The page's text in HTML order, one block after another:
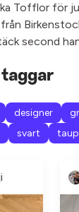
Tofflor för
second
designer
svart